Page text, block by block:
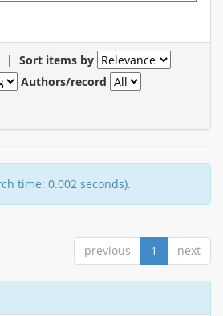
| Sort items by
Authors/record
time: 0.002 seconds).
previous 1 next